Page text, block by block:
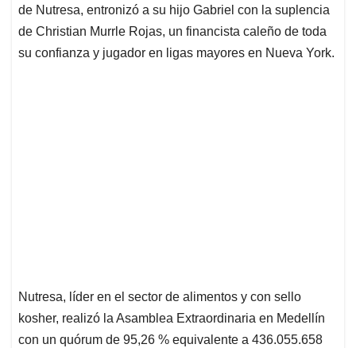
p
p
o
k
I
n
s
de Nutresa, entronizó a su hijo Gabriel con la suplencia
de Christian Murrle Rojas, un financista caleño de toda
su confianza y jugador en ligas mayores en Nueva York.
Nutresa, líder en el sector de alimentos y con sello
kosher, realizó la Asamblea Extraordinaria en Medellín
con un quórum de 95,26 % equivalente a 436.055.658